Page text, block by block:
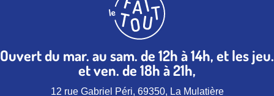
Ouvert du mar. au sam. de 12h à 14h, et les jeu.
et ven. de 18h à 21h,
12 rue Gabriel Péri, 69350, La Mulatière